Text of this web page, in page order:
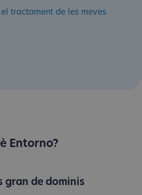
tractament de les meves
Entorno?
gran de dominis